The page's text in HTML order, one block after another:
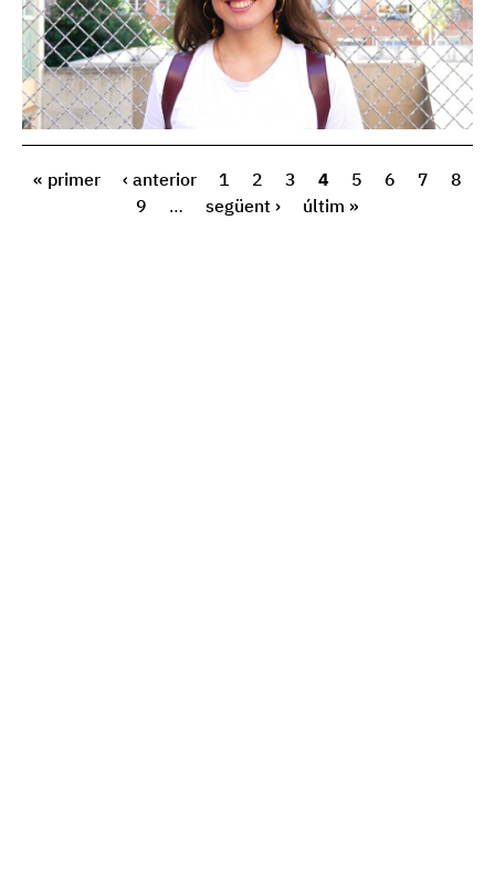
« primer ‹ anterior 1 2 3 4 5 6 7
8
9
… següent › últim »